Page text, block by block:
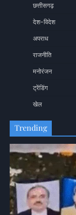
छत्तीसगढ़
देश-विदेश
अपराध
राजनीति
मनोरंजन
ट्रेंडिंग
खेल
Trending